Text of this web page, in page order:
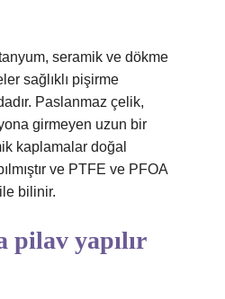
seramik ve dökme
sağlıklı pişirme
Paslanmaz çelik,
girmeyen uzun bir
kaplamalar doğal
ve PTFE ve PFOA
bilinir.
pilav yapılır